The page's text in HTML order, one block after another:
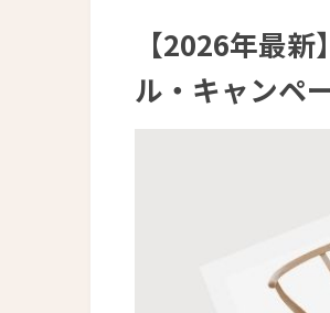
【2026年最
ル・キャンペ